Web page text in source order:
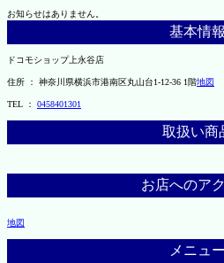
お知らせはありません。
基本情報
ドコモショップ上永谷店
住所 ： 神奈川県横浜市港南区丸山台1-12-36 1階地図
TEL ： 0458401301
取扱い商
お店へのア
地図
メニュー